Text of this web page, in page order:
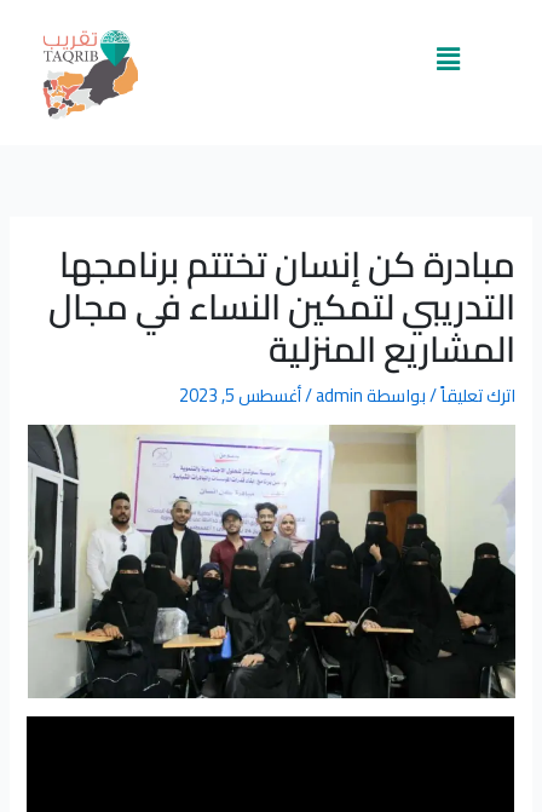
القائمة
مبادرة كن إنسان تختتم برنامجها
التدريبي لتمكين النساء في مجال
المشاريع المنزلية
اترك تعليقاً/ بواسطةadmin
/أغسطس 5, 2023